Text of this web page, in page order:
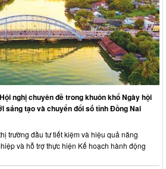
nghị chuyên đề trong khuôn khổ Ngày hội
sáng tạo và chuyển đổi số tỉnh Đồng Nai
trường đầu tư tiết kiệm và hiệu quả năng
và hỗ trợ thực hiện Kế hoạch hành động